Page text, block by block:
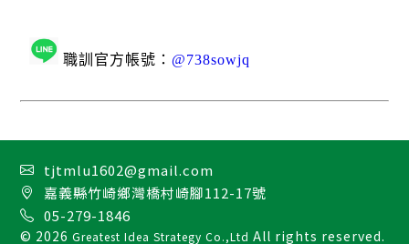
職訓官方帳號 ： @738sowjq
© 2026Greatest Idea Strategy Co.,Ltd All rights reserved.
tjtmlu1602@gmail.com
嘉義縣竹崎鄉灣橋村崎腳112-17號
05-279-1846